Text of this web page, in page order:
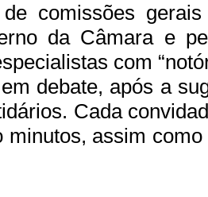
de comissões
da Câmara e
com
debate, após a
Cada
minutos, assim